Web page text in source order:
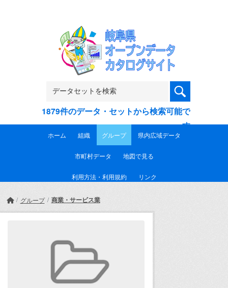
1879件のデータ・セットから検索可能で
す
ホーム 組織 グループ 県内広域データ
市町村データ 地図で見る
利用方法・利用規約 リンク
グループ 商業・サービス業